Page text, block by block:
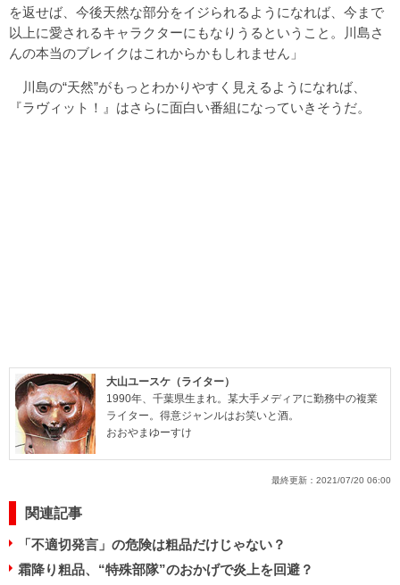
を返せば、今後天然な部分をイジられるようになれば、今まで
以上に愛されるキャラクターにもなりうるということ。川島さ
んの本当のブレイクはこれからかもしれません」
川島の“天然”がもっとわかりやすく見えるようになれば、
『ラヴィット！』はさらに面白い番組になっていきそうだ。
大山ユースケ（ライター）
1990年、千葉県生まれ。某大手メディアに勤務中の複業
ライター。得意ジャンルはお笑いと酒。
おおやまゆーすけ
最終更新： 2021/07/20 06:00
関連記事
「不適切発言」の危険は粗品だけじゃない？
霜降り粗品、“特殊部隊”のおかげで炎上を回避？